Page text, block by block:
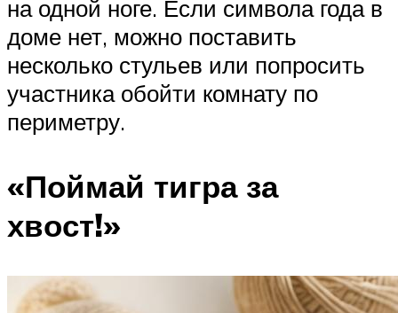
на одной ноге. Если символа года в
доме нет, можно поставить
несколько стульев или попросить
участника обойти комнату по
периметру.
«Поймай тигра за
хвост!»